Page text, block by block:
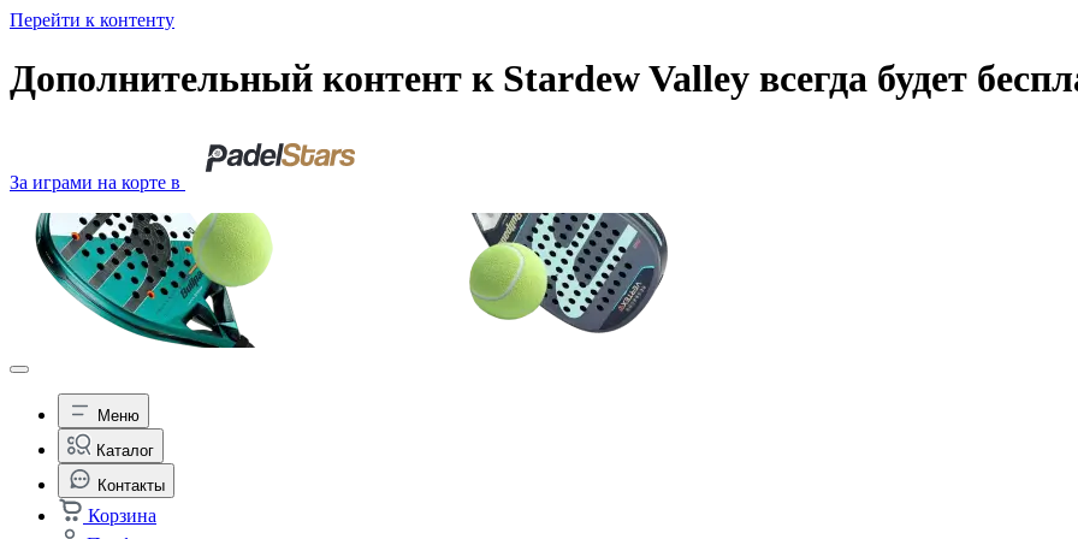
Перейти к контенту
Дополнительный контент к Stardew Valley всегда будет
За играми на корте в
Меню
Каталог
Контакты
Корзина